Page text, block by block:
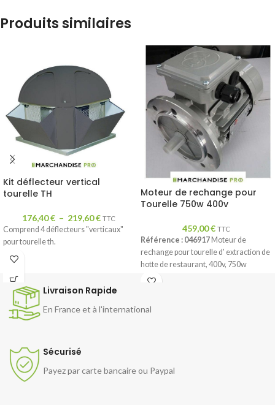
Produits similaires
Kit déflecteur vertical
tourelle TH
176,40€ – 219,60€ TTC
Comprend 4 déflecteurs "verticaux"
pour tourelle th.
Moteur de rechange pour
Tourelle 750w 400v
459,00€ TTC
Référence : 046917 Moteur de
rechange pour tourelle d' extraction de
hotte de restaurant, 400v, 750w
Livraison Rapide
En France et à l'international
Sécurisé
Payez par carte bancaire ou Paypal